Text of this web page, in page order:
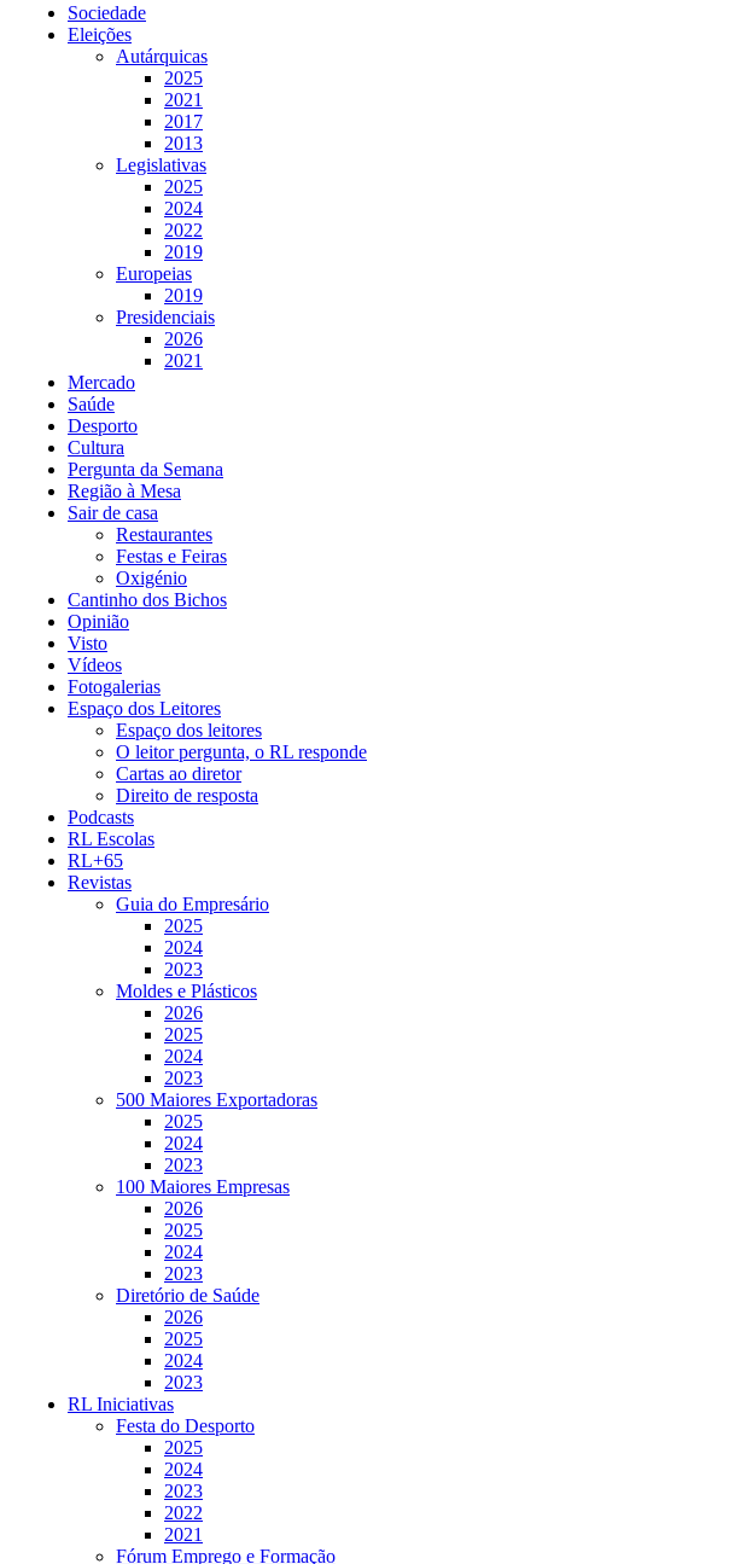
Sociedade
Eleições
Autárquicas
2025
2021
2017
2013
Legislativas
2025
2024
2022
2019
Europeias
2019
Presidenciais
2026
2021
Mercado
Saúde
Desporto
Cultura
Pergunta da Semana
Região à Mesa
Sair de casa
Restaurantes
Festas e Feiras
Oxigénio
Cantinho dos Bichos
Opinião
Visto
Vídeos
Fotogalerias
Espaço dos Leitores
Espaço dos leitores
O leitor pergunta, o RL responde
Cartas ao diretor
Direito de resposta
Podcasts
RL Escolas
RL+65
Revistas
Guia do Empresário
2025
2024
2023
Moldes e Plásticos
2026
2025
2024
2023
500 Maiores Exportadoras
2025
2024
2023
100 Maiores Empresas
2026
2025
2024
2023
Diretório de Saúde
2026
2025
2024
2023
RL Iniciativas
Festa do Desporto
2025
2024
2023
2022
2021
Fórum Emprego e Formação